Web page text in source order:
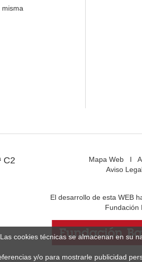
C2
Mapa WebI
Aviso
El desarrollo de esta WEB
Fundación
cookies técnicas se almacenan en su
y/o para mostrarle publicidad